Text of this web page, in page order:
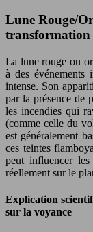
Lune Rouge/
transformation
La lune rouge ou
à des événements
intense. Son
par la présence de
les incendies qui
(comme celle du
est généralement
ces teintes
peut influencer
réellement sur le
Explication
sur la voyance